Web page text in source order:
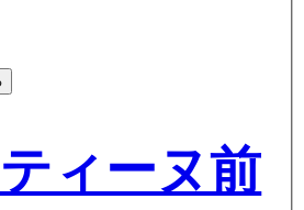
ィーヌ前